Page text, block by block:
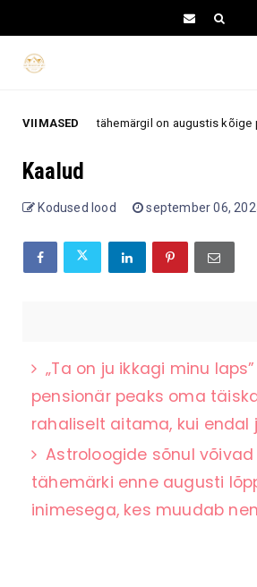
VIIMASED
Neil 5 tähemärgil on augustis kõige
Kaalud
Kodused lood september 06,
„Ta on ju ikkagi minu
pensionär peaks oma
rahaliselt aitama, kui endal
Astroloogide sõnul võivad
tähemärki enne augusti
inimesega, kes muudab